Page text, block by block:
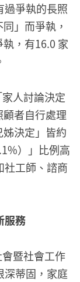
過爭執的長照
」而爭執，
，有16.0 家
人討論決定
顧者自行處理
姊決定」皆約
）」比例高
社工師、諮商
服務
暨社會工作
深蒂固，家庭